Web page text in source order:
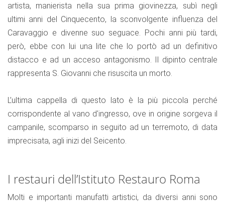
artista, manierista nella sua prima giovinezza, subì negli
ultimi anni del Cinquecento, la sconvolgente influenza del
Caravaggio e divenne suo seguace. Pochi anni più tardi,
però, ebbe con lui una lite che lo portò ad un definitivo
distacco e ad un acceso antagonismo. Il dipinto centrale
rappresenta S. Giovanni che risuscita un morto.
L’ultima cappella di questo lato è la più piccola perché
corrispondente al vano d'ingresso, ove in origine sorgeva il
campanile, scomparso in seguito ad un terremoto, di data
imprecisata, agli inizi del Seicento.
I restauri dell’Istituto Restauro Roma
Molti e importanti manufatti artistici, da diversi anni sono